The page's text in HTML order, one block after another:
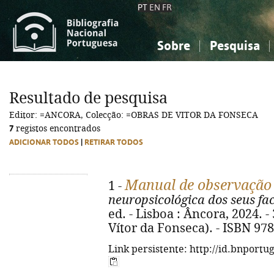
PT EN FR
Sobre Pesquisa
Ciências sociais...
Ciências sociais...
Resultado de pesquisa
Editor: =ANCORA, Colecção: =OBRAS DE VITOR DA FONSECA
7 registos encontrados
ADICIONAR TODOS RETIRAR TODOS
1 -Manual de
neuropsicológica dos seus
ed. - Lisboa : Âncora, 2024.
Vítor da Fonseca). - ISBN
Link persistente: http://